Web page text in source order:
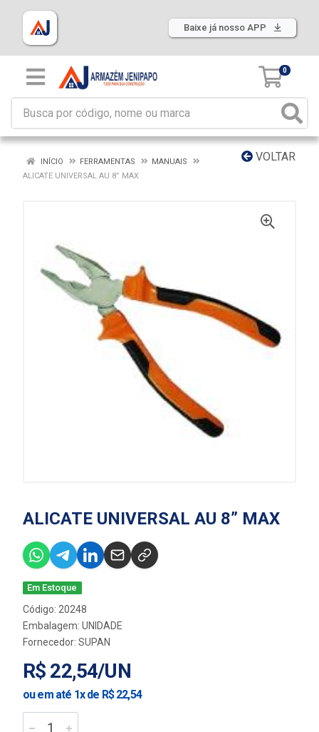
Baixe já nosso APP
0
VOLTAR
INÍCIO FERRAMENTAS
MANUAIS
ALICATE UNIVERSAL AU 8” MAX
ALICATE UNIVERSAL AU 8” MAX
Em Estoque
Código: 20248
Embalagem: UNIDADE
Fornecedor: SUPAN
R$ 22,54/UN
ou em até 1x de R$ 22,54